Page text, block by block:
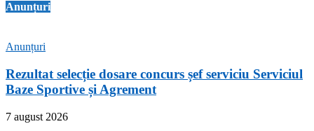
Anunțuri
Anunțuri
Rezultat selecție dosare concurs șef serviciu Serviciul
Baze Sportive și Agrement
7 august 2026